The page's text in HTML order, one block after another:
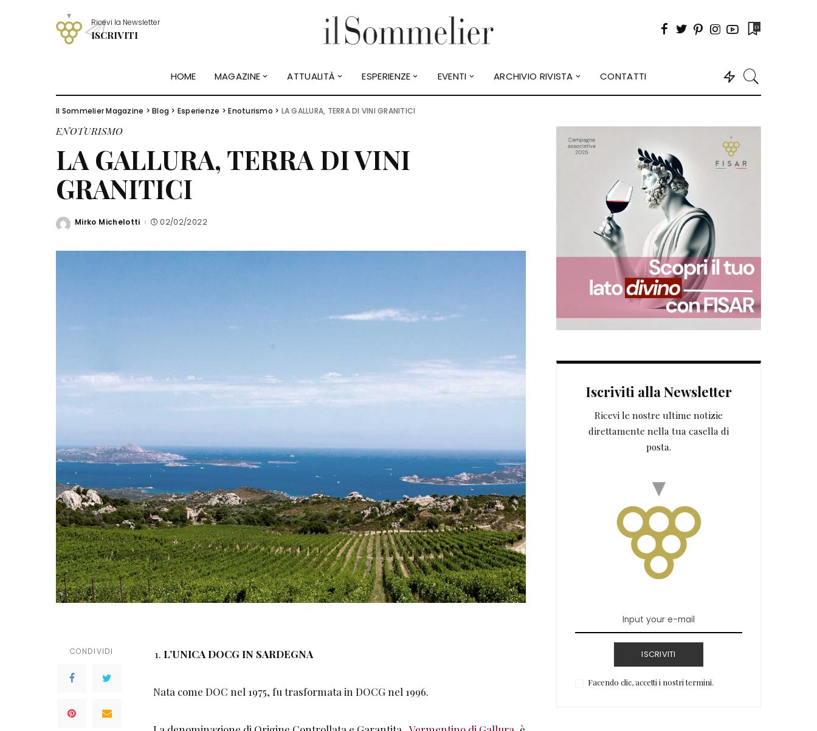
Ricevi la Newsletter
ISCRIVITI
0
HOME MAGAZINE ATTUALITÀ ESPERIENZE EVENTI ARCHIVIO RIVISTA CONTATTI
Il Sommelier Magazine >Blog > Esperienze >Enoturismo > LA GALLURA, TERRA DI VINI GRANITICI
ENOTURISMO
LA GALLURA, TERRA DI VINI
GRANITICI
Posted
Mirko Michelotti 02/02/2022
CONDIVIDI L’UNICA DOCG IN SARDEGNA
Nata come DOC nel 1975, fu trasformata in DOCG nel 1996.
Iscriviti alla Newsletter
Ricevi le nostre ultime notizie
direttamente nella tua casella di
posta.
ISCRIVITI
Facendo clic, accetti i nostri termini.